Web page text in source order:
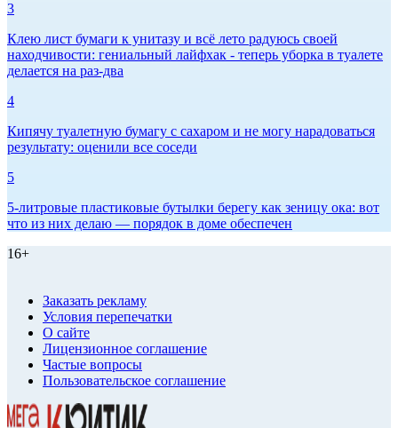
3
Клею лист бумаги к унитазу и всё лето радуюсь своей
находчивости: гениальный лайфхак - теперь уборка в туалете
делается на раз-два
4
Кипячу туалетную бумагу с сахаром и не могу нарадоваться
результату: оценили все соседи
5
5-литровые пластиковые бутылки берегу как зеницу ока: вот
что из них делаю — порядок в доме обеспечен
16+
Заказать рекламу
Условия перепечатки
О сайте
Лицензионное соглашение
Частые вопросы
Пользовательское соглашение